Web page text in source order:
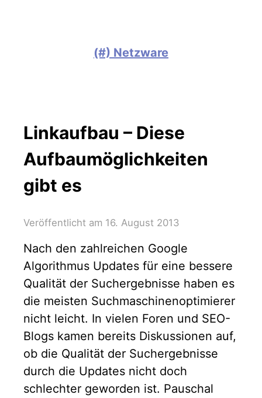
(#) Netzware
Linkaufbau – Diese
Aufbaumöglichkeiten
gibt es
Veröffentlicht am 16. August 2013
Nach den zahlreichen Google
Algorithmus Updates für eine bessere
Qualität der Suchergebnisse haben es
die meisten Suchmaschinenoptimierer
nicht leicht. In vielen Foren und SEO-
Blogs kamen bereits Diskussionen auf,
ob die Qualität der Suchergebnisse
durch die Updates nicht doch
schlechter geworden ist. Pauschal